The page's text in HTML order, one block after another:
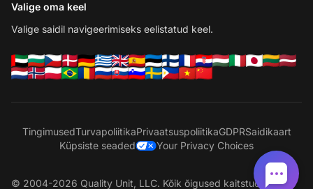
Valige oma keel
Valige saidil navigeerimiseks eelistatud keel.
TingimusedTurvapoliitikaPrivaatsuspoliitikaGDPRSaidikaart
Küpsiste seaded
Your Privacy Choices
© 2004-2026 Quality Unit, LLC. Kõik õigused kaitstud.